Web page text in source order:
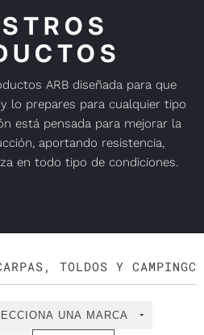
ARB diseñada para que
lo prepares para cualquier tipo
está pensada para mejorar la
aportando resistencia,
en todo tipo de condiciones.
TOLDOS Y CAMPING